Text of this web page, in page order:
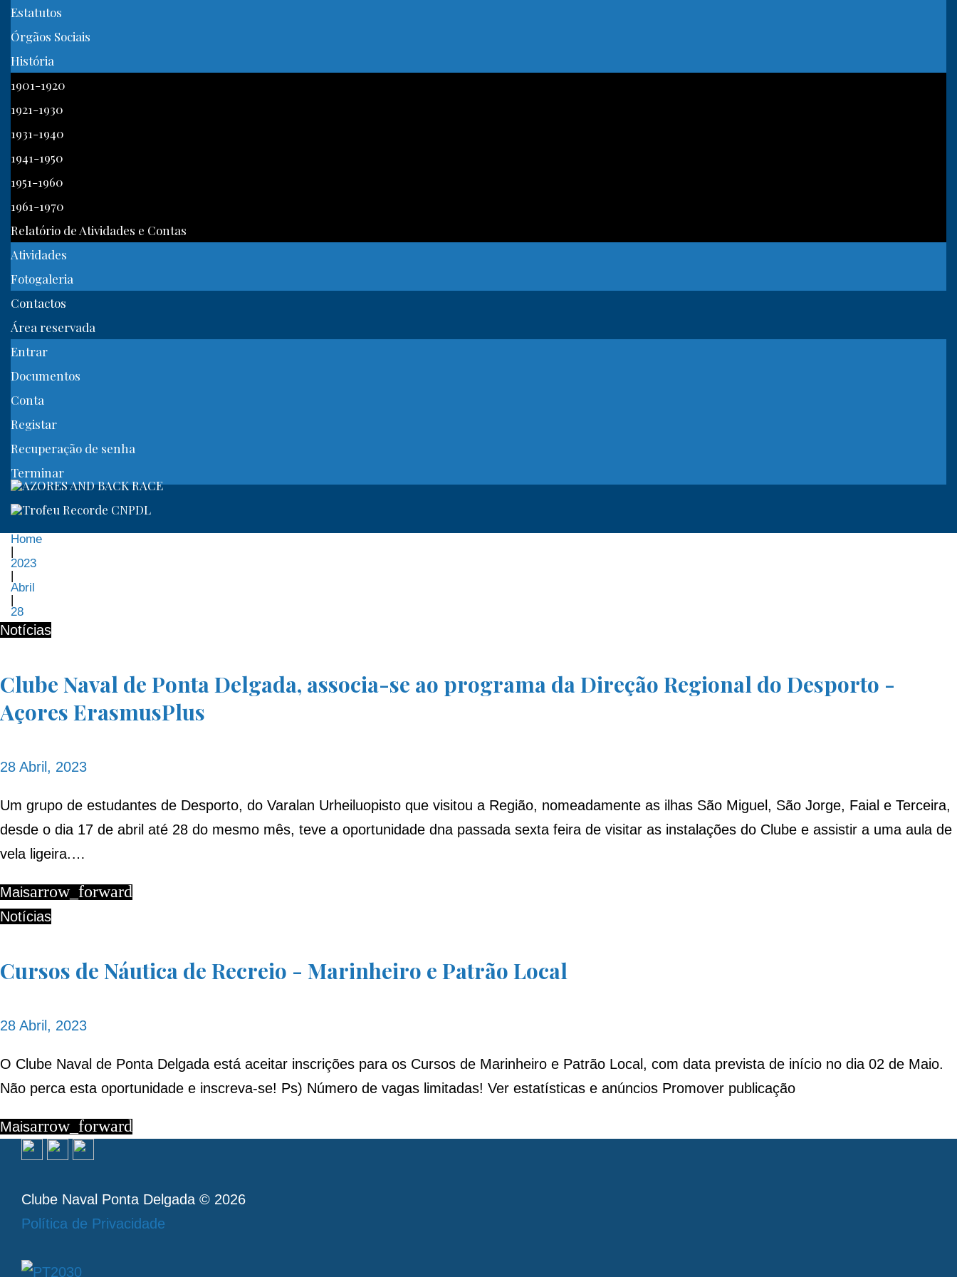
Estatutos
Órgãos Sociais
História
1901-1920
1921-1930
1931-1940
1941-1950
1951-1960
1961-1970
Relatório de Atividades e Contas
Atividades
Fotogaleria
Contactos
Área reservada
Entrar
Documentos
Conta
Registar
Recuperação de senha
Terminar
Home
|
2023
|
Abril
|
28
Dia:
28
de
Abril,
2023
Notícias
Clube Naval de Ponta Delgada, associa-se ao programa da Direção Regional do Desporto -
Açores ErasmusPlus
28 Abril, 2023
Um grupo de estudantes de Desporto, do Varalan Urheiluopisto que visitou a Região, nomeadamente as ilhas São Miguel, São Jorge, Faial e Terceira,
desde o dia 17 de abril até 28 do mesmo mês, teve a oportunidade dna passada sexta feira de visitar as instalações do Clube e assistir a uma aula de
vela ligeira.…
Maisarrow_forward
Notícias
Cursos de Náutica de Recreio - Marinheiro e Patrão Local
28 Abril, 2023
O Clube Naval de Ponta Delgada está aceitar inscrições para os Cursos de Marinheiro e Patrão Local, com data prevista de início no dia 02 de Maio.
Não perca esta oportunidade e inscreva-se! Ps) Número de vagas limitadas! Ver estatísticas e anúncios Promover publicação
Maisarrow_forward
Clube Naval Ponta Delgada © 2026
Política de Privacidade